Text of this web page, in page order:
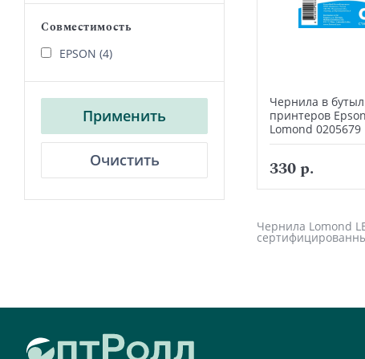
Совместимость
EPSON (4)
Применить
Очистить
Чернила в
принтеров
Lomond 0205679
330 р.
Чернила Lomond